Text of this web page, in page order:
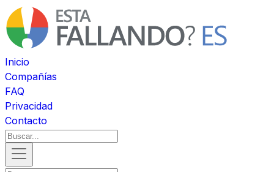
Inicio
Compañías
FAQ
Privacidad
Contacto